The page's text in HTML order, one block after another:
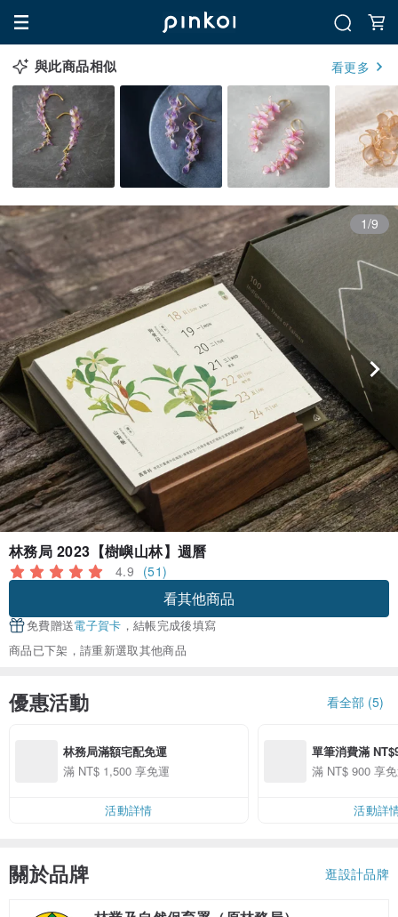
與此商品相似 看更多
1/9
林務局 2023【樹嶼山林】週曆
4.9 (51)
看其他商品
免費贈送電子賀卡 ，結帳完成後填寫
商品已下架，請重新選取其他商品
優惠活動 看全部 (5)
林務局滿額宅配免運
滿 NT$ 1,500 享免運
活動詳情
單筆消費滿
滿 NT$ 900 享
活動詳
關於品牌 逛設計品牌